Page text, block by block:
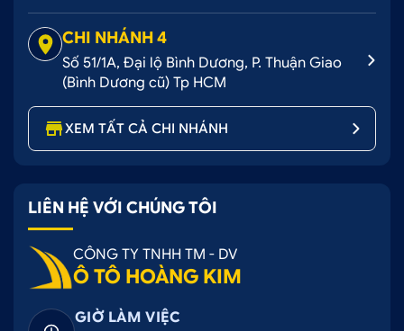
CHI NHÁNH 4
Số 51/1A, Đại lộ Bình Dương, P. Thuận Giao
(Bình Dương cũ) Tp HCM
XEM TẤT CẢ CHI NHÁNH
LIÊN HỆ VỚI CHÚNG TÔI
CÔNG TY TNHH TM - DV
Ô TÔ HOÀNG KIM
GIỜ LÀM VIỆC